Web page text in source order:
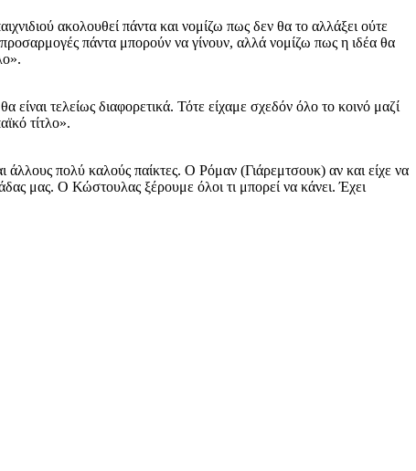
ακολουθεί πάντα και νομίζω πως δεν θα το αλλάξει ούτε
πάντα μπορούν να γίνουν, αλλά νομίζω πως η ιδέα θα
τελείως διαφορετικά. Τότε είχαμε σχεδόν όλο το κοινό μαζί
τίτλο».
πολύ καλούς παίκτες. Ο Ρόμαν (Γιάρεμτσουκ) αν και είχε να
μας. Ο Κώστουλας ξέρουμε όλοι τι μπορεί να κάνει. Έχει